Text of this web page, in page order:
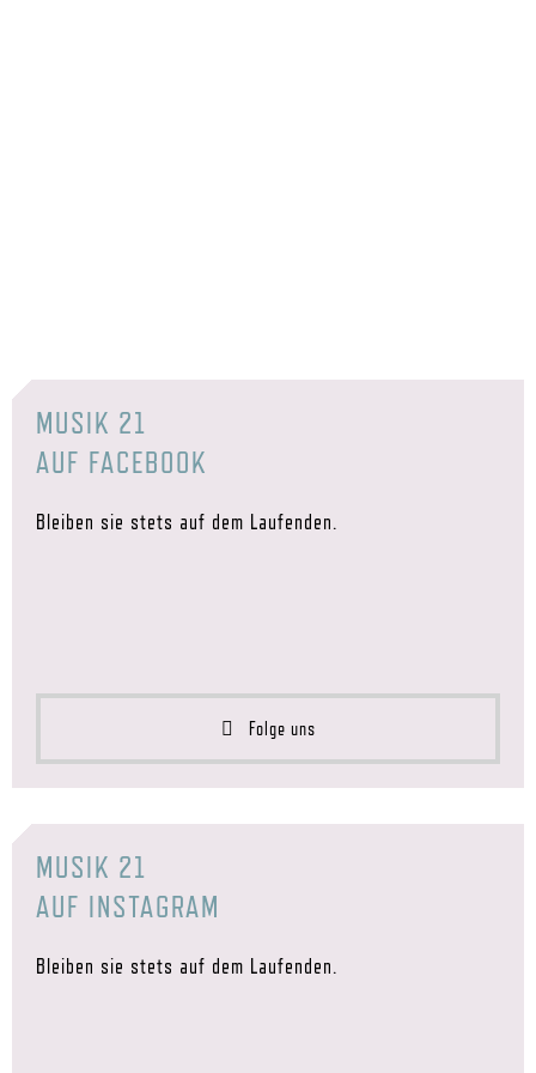
MUSIK 21
AUF FACEBOOK
Bleiben sie stets auf dem Laufenden.
Folge uns
MUSIK 21
AUF INSTAGRAM
Bleiben sie stets auf dem Laufenden.